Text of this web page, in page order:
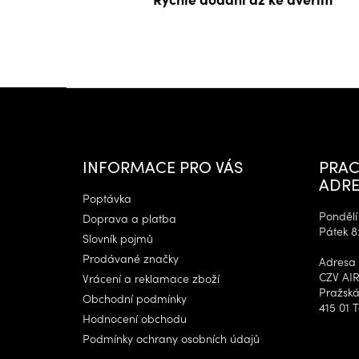
INFORMACE PRO VÁS
Poptávka
Doprava a platba
Slovník pojmů
Prodávané značky
Vrácení a reklamace zboží
Obchodní podmínky
Hodnocení obchodu
Podmínky ochrany osobních údajů
Pátek
Adresa
CZV
415 01